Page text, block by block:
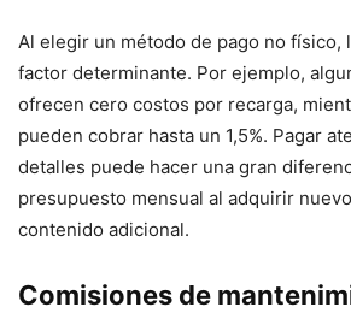
Al elegir un método de pago no físico,
factor determinante. Por ejemplo,
ofrecen cero costos por recarga,
pueden cobrar hasta un 1,5%. Pagar
detalles puede hacer una gran
presupuesto mensual al adquirir
contenido adicional.
Comisiones de